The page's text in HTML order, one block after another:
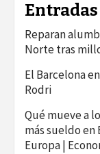
Reparan
Norte tras
El Barcelona
Rodri
Qué mueve a
más sueldo en
Europa |